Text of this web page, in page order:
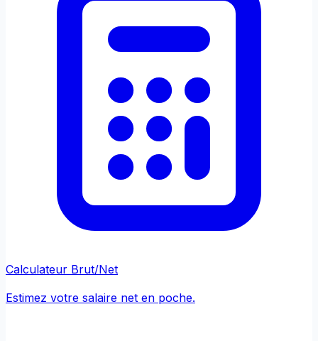
Calculateur Brut/Net
Estimez votre salaire net en poche.